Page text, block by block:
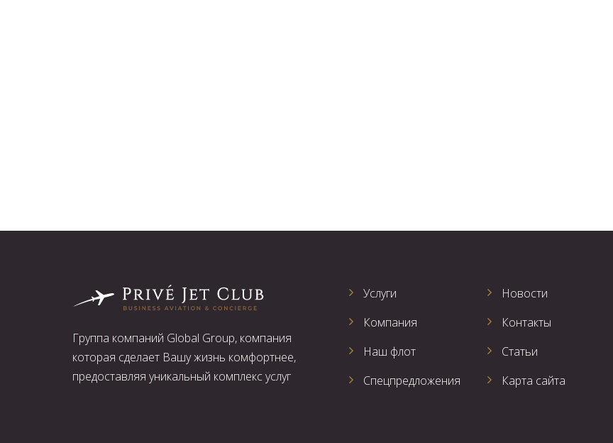
Группа компаний Global Group, компания
которая сделает Вашу жизнь комфортнее,
предоставляя уникальный комплекс услуг
Услуги
Компания
Наш флот
Спецпредложения
Новости
Контакты
Статьи
Карта сайта